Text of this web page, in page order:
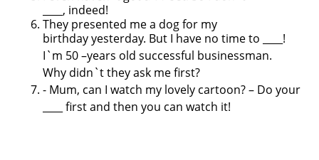
____, indeed!
They presented me a dog for my
birthdayyesterday. But I have no time to ____!
I`m 50–years old successful businessman.
Why didn`t they ask me first?
- Mum, can I watch my lovely cartoon? – Do your
____ first and then you can watch it!